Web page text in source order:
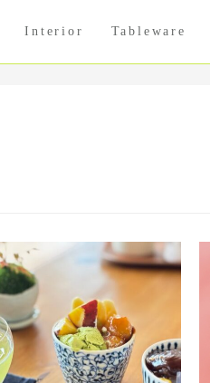
Interior Tableware